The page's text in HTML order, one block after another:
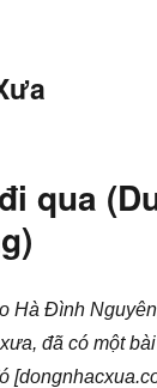
qua
Hà Đình
đã có một